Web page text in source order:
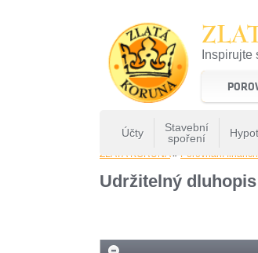
22 let
Účty
Stavební
spoření
ZLATÁ KORUNA» Porovnání
Udržitelný